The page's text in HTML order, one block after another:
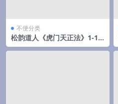
不便分类
松韵道人《虎门天正法》1-18
期法本合集电子版189页